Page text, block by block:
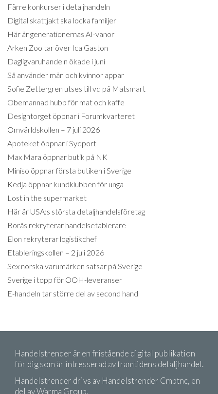
Färre konkurser i detaljhandeln
Digital skattjakt ska locka familjer
Här är generationernas AI-vanor
Arken Zoo tar över Ica Gaston
Dagligvaruhandeln ökade i juni
Så använder män och kvinnor appar
Sofie Zettergren utses till vd på Matsmart
Obemannad hubb för mat och kaffe
Designtorget öppnar i Forumkvarteret
Omvärldskollen – 7 juli 2026
Apoteket öppnar i Sydport
Max Mara öppnar butik på NK
Miniso öppnar första butiken i Sverige
Kedja öppnar kundklubben för unga
Lost in the supermarket
Här är USA:s största detaljhandelsföretag
Borås rekryterar handelsetablerare
Elon rekryterar logistikchef
Etableringskollen – 2 juli 2026
Sex norska varumärken satsar på Sverige
Sverige i topp för OOH-leveranser
E-handeln tar större del av second hand
Handelstrender är en fristående digital publikation
för dig som är intresserad av framtidens detaljhandel.
Handelstrender drivs av Handelstrender Cmptnc, en
del av Warma Group.